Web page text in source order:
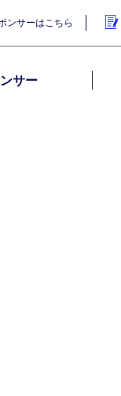
ンサーはこちら
サー